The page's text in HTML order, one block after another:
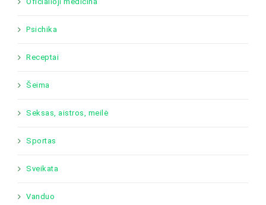
Psichika
Receptai
Šeima
Seksas, aistros, meilė
Sportas
Sveikata
Vanduo